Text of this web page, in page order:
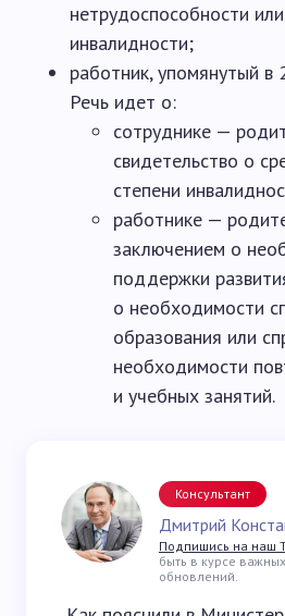
нетрудоспособности
инвалидности;
работник, упомянутый в
Речь идет о:
сотруднике —
свидетельство о
степени
работнике —
заключением о
поддержки
о необходимости
образования или
необходимости
и учебных занятий.
Консультант
Дмитрий
Подпишись на наш
быть в курсе
обновлений.